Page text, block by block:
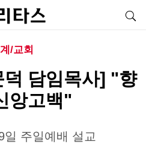
/교회
덕 담임목사] "향
앙고백"
일 주일예배 설교